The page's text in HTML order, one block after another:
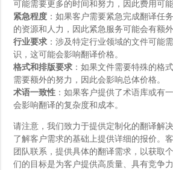
可能需要更多的时间和努力，因此费用可能
紧急程度 ：如果客户需要紧急完成翻译任
的资源和人力，因此紧急服务可能会有额外
行业要求 ：涉及特定行业领域的文件可能
识，这可能会影响翻译价格。
格式和排版要求 ：如果文件需要特殊的格
需要额外的努力，因此会影响总体价格。
术语一致性 ：如果客户提供了术语库或有
会影响翻译的复杂度和成本。
请注意，我们致力于提供定制化的翻译解
了解客户需求的基础上提供详细的报价。
团队联系，提供具体的翻译需求，以获取
们的目标是为客户提供高质量、具有竞争